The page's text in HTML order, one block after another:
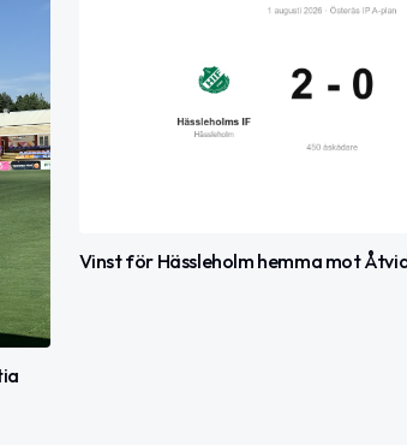
Vinst för Hässleholm hemma mot